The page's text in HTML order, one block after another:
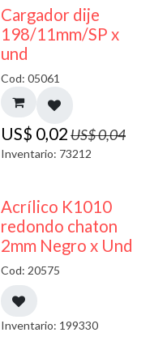
50% DESCUENTO
Cargador dije
198/11mm/SP x
und
Cod: 05061
US$ 0,02US$0,04
Inventario: 73212
50% DESCUENTO
Acrílico K1010
redondo chaton
2mm Negro x Und
Cod: 20575
Inventario: 199330